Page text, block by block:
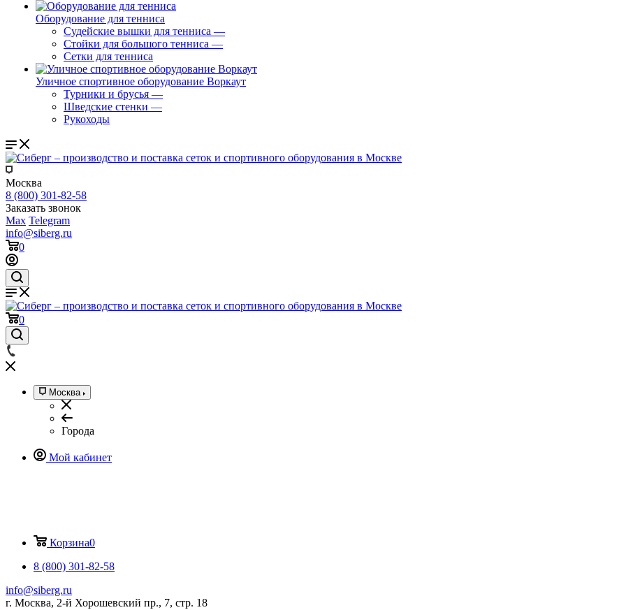
Оборудование для тенниса
Судейские вышки для тенниса —
Стойки для большого тенниса —
Сетки для тенниса
Уличное спортивное оборудование Воркаут
Турники и брусья —
Шведские стенки —
Рукоходы
Москва
8 (800) 301-82-58
Заказать звонок
Max Telegram
info@siberg.ru
0
0
Москва
Города
Мой кабинет
Корзина0
8 (800) 301-82-58
info@siberg.ru
г. Москва, 2-й Хорошевский пр., 7, стр. 18